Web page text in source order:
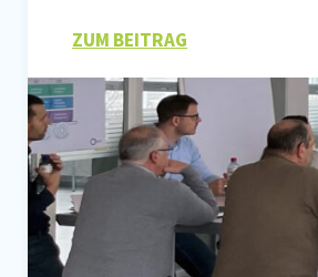
ZUM BEITRAG